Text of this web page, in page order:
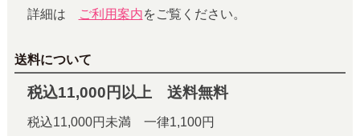
詳細は
ご利用案内をご覧ください。
送料について
税込11,000円以上 送料無料
税込11,000円未満 一律1,100円